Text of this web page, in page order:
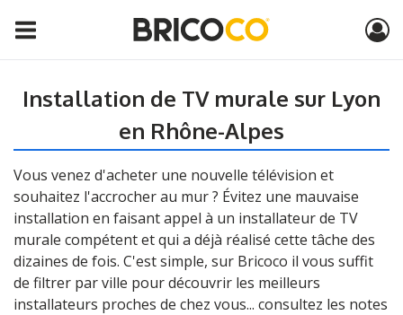
Installation de TV murale sur Lyon
en Rhône-Alpes
Vous venez d'acheter une nouvelle télévision et
souhaitez l'accrocher au mur ? Évitez une mauvaise
installation en faisant appel à un installateur de TV
murale compétent et qui a déjà réalisé cette tâche des
dizaines de fois. C'est simple, sur Bricoco il vous suffit
de filtrer par ville pour découvrir les meilleurs
installateurs proches de chez vous... consultez les notes